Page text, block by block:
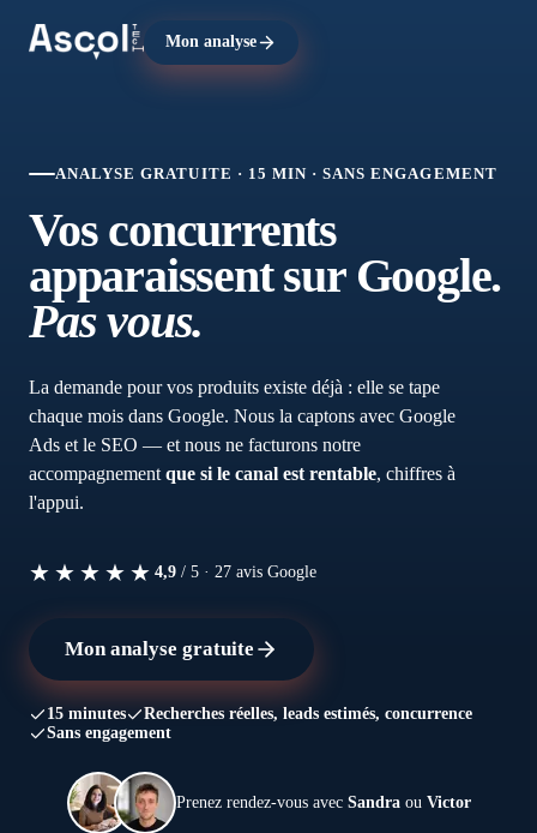
Mon analyse
ANALYSE GRATUITE · 15 MIN · SANS ENGAGEMENT
Vos concurrents
apparaissent sur Google.
Pas vous.
La demande pour vos produits existe déjà : elle se tape
chaque mois dans Google. Nous la captons avec Google
Ads et le SEO — et nous ne facturons notre
accompagnement que si le canal est rentable, chiffres à
l'appui.
★★★★★ 4,9 / 5 · 27 avis Google
Mon analyse gratuite
15 minutes
Recherches réelles, leads estimés, concurrence
Sans engagement
Prenez rendez-vous avec Sandraou Victor